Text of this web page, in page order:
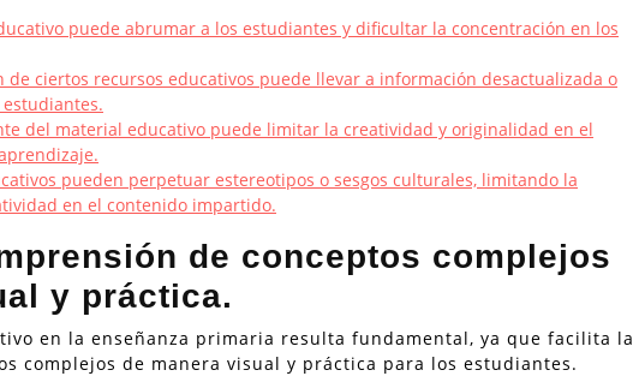
puede abrumar a los estudiantes y dificultar la concentración en los
de ciertos recursos educativos puede llevar a información desactualizada o
del material educativo puede limitar la creatividad y originalidad en el
pueden perpetuar estereotipos o sesgos culturales, limitando la
en el contenido impartido.
de conceptos complejos
y práctica.
en la enseñanza primaria resulta fundamental, ya que facilita la
complejos de manera visual y práctica para los estudiantes.